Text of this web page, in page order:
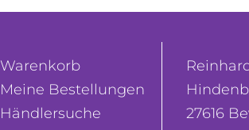
Warenkorb
Meine Bestellungen
Händlersuche
27616